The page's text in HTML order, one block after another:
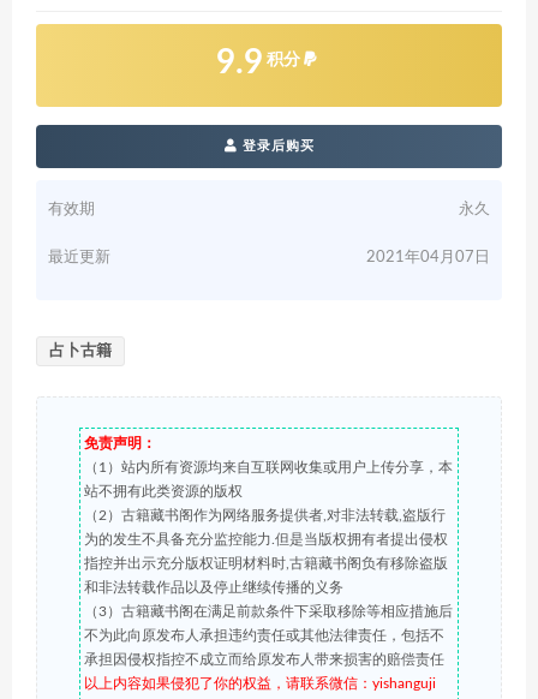
9.9 积分
登录后购买
有效期 永久
最近更新 2021年04月07日
占卜古籍
免责声明：
（1）站内所有资源均来自互联网收集或用户上传分享，本
站不拥有此类资源的版权
（2）古籍藏书阁作为网络服务提供者,对非法转载,盗版行
为的发生不具备充分监控能力.但是当版权拥有者提出侵权
指控并出示充分版权证明材料时,古籍藏书阁负有移除盗版
和非法转载作品以及停止继续传播的义务
（3）古籍藏书阁在满足前款条件下采取移除等相应措施后
不为此向原发布人承担违约责任或其他法律责任，包括不
承担因侵权指控不成立而给原发布人带来损害的赔偿责任
以上内容如果侵犯了你的权益，请联系微信：yishanguji